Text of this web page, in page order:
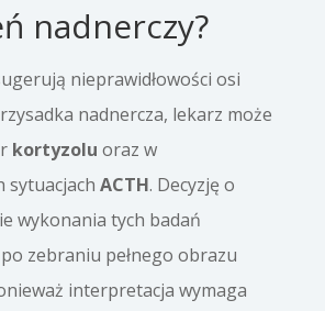
nadnerczy?
nieprawidłowości osi
nadnercza, lekarz może
kortyzolu oraz w
sytuacjach ACTH. Decyzję o
wykonania tych badań
zebraniu pełnego obrazu
interpretacja wymaga